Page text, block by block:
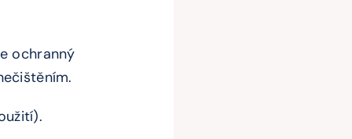
ochranný